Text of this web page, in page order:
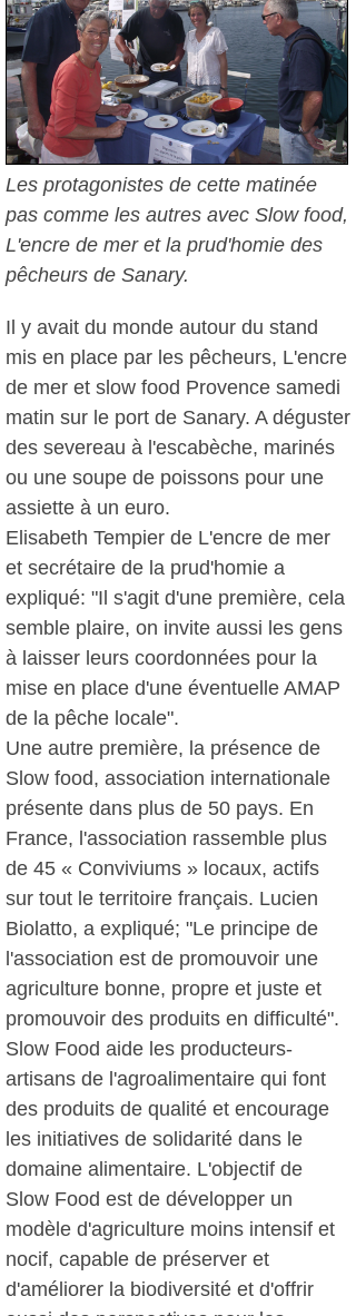
Les protagonistes de cette matinée
pas comme les autres avec Slow food,
L'encre de mer et la prud'homie des
pêcheurs de Sanary.
Il y avait du monde autour du stand
mis en place par les pêcheurs, L'encre
de mer et slow food Provence samedi
matin sur le port de Sanary. A déguster
des severeau à l'escabèche, marinés
ou une soupe de poissons pour une
assiette à un euro.
Elisabeth Tempier de L'encre de mer
et secrétaire de la prud'homie a
expliqué: "Il s'agit d'une première, cela
semble plaire, on invite aussi les gens
à laisser leurs coordonnées pour la
mise en place d'une éventuelle AMAP
de la pêche locale".
Une autre première, la présence de
Slow food, association internationale
présente dans plus de 50 pays. En
France, l'association rassemble plus
de 45 « Conviviums » locaux, actifs
sur tout le territoire français. Lucien
Biolatto, a expliqué; "Le principe de
l'association est de promouvoir une
agriculture bonne, propre et juste et
promouvoir des produits en difficulté".
Slow Food aide les producteurs-
artisans de l'agroalimentaire qui font
des produits de qualité et encourage
les initiatives de solidarité dans le
domaine alimentaire. L'objectif de
Slow Food est de développer un
modèle d'agriculture moins intensif et
nocif, capable de préserver et
d'améliorer la biodiversité et d'offrir